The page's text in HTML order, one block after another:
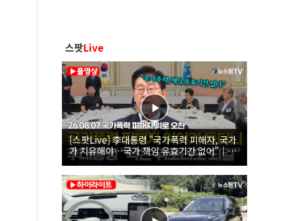
스팟Live
[스팟Live] 李대통령 "국가폭력 피해자, 국가
가 치유해야…국가 책임 유효기간 없어"｜
26.08.07 국가폭력 피해자 위로 오찬